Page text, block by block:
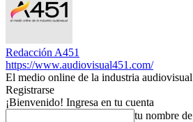
Redacción A451
https://www.audiovisual451.com/
El medio online de la industria
Registrarse
¡Bienvenido! Ingresa en tu cuenta
tu nombre